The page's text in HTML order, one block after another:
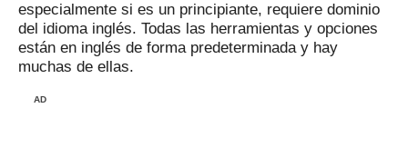
especialmente si es un principiante, requiere dominio
del idioma inglés. Todas las herramientas y opciones
están en inglés de forma predeterminada y hay
muchas de ellas.
AD